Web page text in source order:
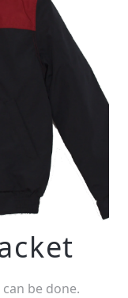
be done.